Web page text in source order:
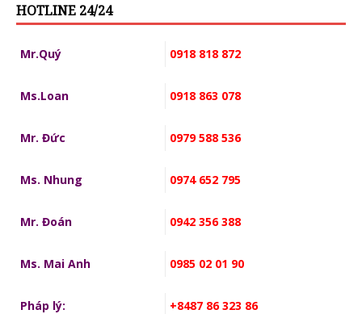
HOTLINE 24/24
Mr.Quý 0918 818 872
Ms.Loan 0918 863 078
Mr. Đức 0979 588 536
Ms. Nhung 0974 652 795
Mr. Đoán 0942 356 388
Ms. Mai Anh 0985 02 01 90
Pháp lý: +8487 86 323 86